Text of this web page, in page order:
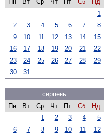
Пн
Вт Ср Чт Пт Сб
Нд
1
2
3 4 5 6 7
8
9
10 11 12 13 14
15
16
17 18 19 20 21
22
23
24 25 26 27 28
29
30
31
серпень
Пн
Вт Ср Чт Пт Сб
Нд
1
2 3 4
5
6
7 8 9 10 11
12